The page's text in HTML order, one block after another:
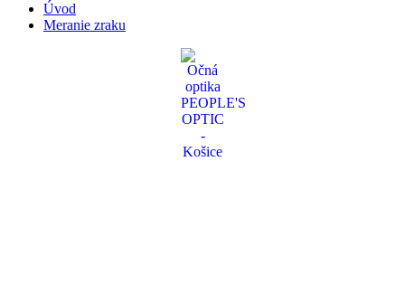
Úvod
Meranie zraku